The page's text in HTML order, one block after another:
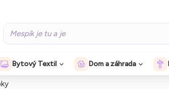
Bytový Textil Dom a záhrada